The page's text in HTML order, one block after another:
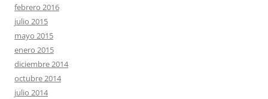
febrero 2016
julio 2015
mayo 2015
enero 2015
diciembre 2014
octubre 2014
julio 2014